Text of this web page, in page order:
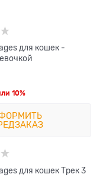
для кошек -
10%
для кошек Трек 3